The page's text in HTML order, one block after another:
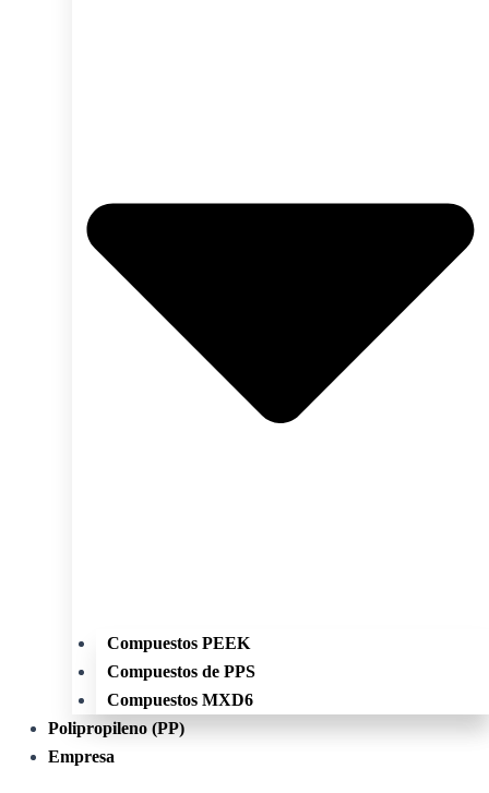
Compuestos PEEK
Compuestos de PPS
Compuestos MXD6
Polipropileno (PP)
Empresa